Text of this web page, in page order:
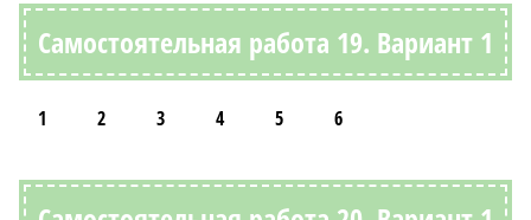
Самостоятельная работа 19. Вариант 1
1 2 3 4 5 6